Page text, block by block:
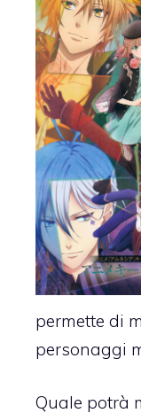
permette di
personaggi
Quale potrà